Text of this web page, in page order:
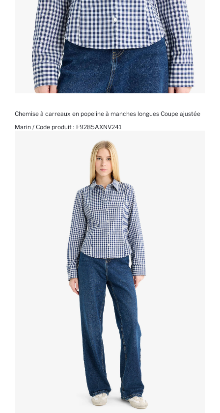
Chemise à carreaux en popeline à manches longues Coupe ajustée
Marin / Code produit : F9285AXNV241